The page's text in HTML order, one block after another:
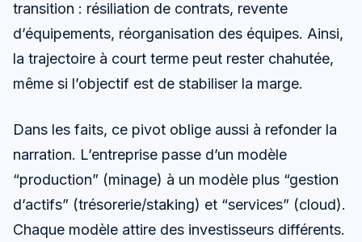
transition : résiliation de contrats, revente
d’équipements, réorganisation des équipes. Ainsi,
la trajectoire à court terme peut rester chahutée,
même si l’objectif est de stabiliser la marge.
Dans les faits, ce pivot oblige aussi à refonder la
narration. L’entreprise passe d’un modèle
“production” (minage) à un modèle plus “gestion
d’actifs” (trésorerie/staking) et “services” (cloud).
Chaque modèle attire des investisseurs différents.